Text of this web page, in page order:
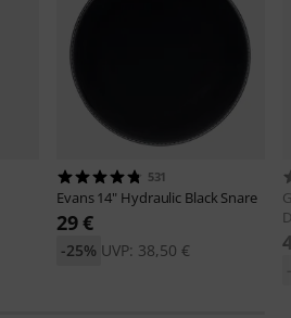
531
Evans14" Hydraulic Black Snare
29 €
UVP: 38,50 €
-25%